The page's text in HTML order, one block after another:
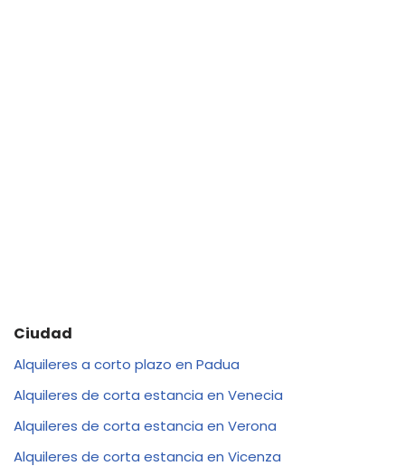
Ciudad
Alquileres a corto plazo en Padua
Alquileres de corta estancia en Venecia
Alquileres de corta estancia en Verona
Alquileres de corta estancia en Vicenza